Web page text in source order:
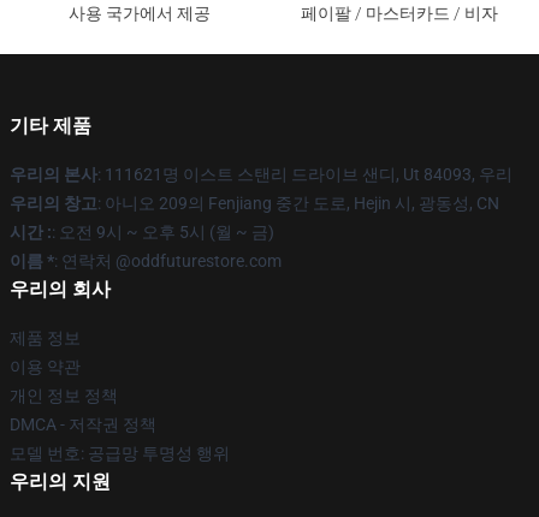
사용 국가에서 제공
페이팔 / 마스터카드 / 비자
기타 제품
우리의 본사: 111621명 이스트 스탠리 드라이브 샌디, Ut 84093, 우리
우리의 창고: 아니오 209의 Fenjiang 중간 도로, Hejin 시, 광동성, CN
시간 :: 오전 9시 ~ 오후 5시 (월 ~ 금)
이름 *: 연락처 @oddfuturestore.com
우리의 회사
제품 정보
이용 약관
개인 정보 정책
DMCA - 저작권 정책
모델 번호: 공급망 투명성 행위
우리의 지원